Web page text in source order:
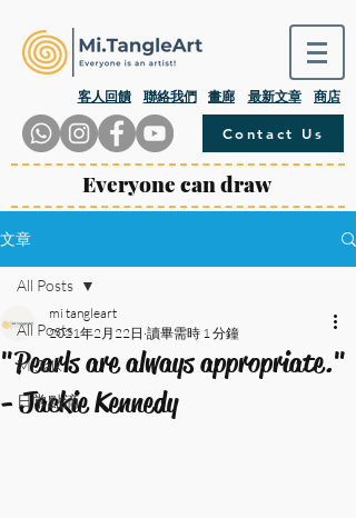
​客人回饋 畫廊
聯絡我們 最新文章 商店
Contact Us
Everyone can draw
文章
All Posts
Mi.Talk
日常點滴
All Posts
"Pearls are always appropriate."
- Jackie Kennedy
mi tangleart
2021年2月22日 讀畢需時 1 分鐘